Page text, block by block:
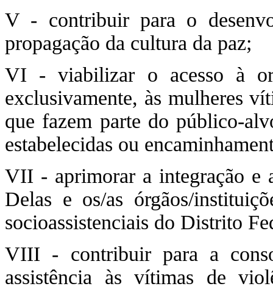
V - contribuir para o
propagação da cultura da paz;
VI - viabilizar o acesso à
exclusivamente, às mulheres
que fazem parte do público-
estabelecidas ou
VII - aprimorar a integração e
Delas e os/as órgãos/
socioassistenciais do Distrito
VIII - contribuir para a
assistência às vítimas de